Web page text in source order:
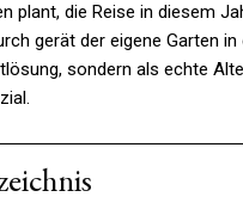
plant, die Reise in diesem
gerät der eigene Garten in
sondern als echte